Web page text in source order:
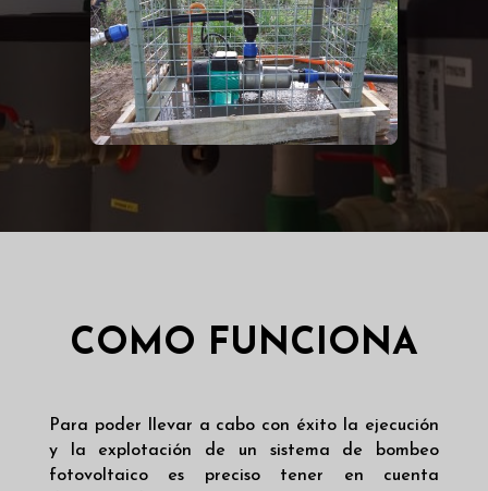
COMO FUNCIONA
Para poder llevar a cabo con éxito la ejecución
y la explotación de un sistema de bombeo
fotovoltaico es preciso tener en cuenta